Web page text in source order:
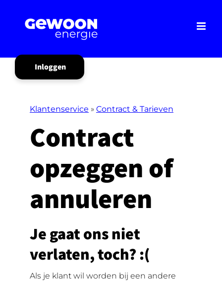
Inloggen
Klantenservice » Contract & Tarieven
Contract
opzeggen of
annuleren
Je gaat ons niet
verlaten, toch? :(
Als je klant wil worden bij een andere